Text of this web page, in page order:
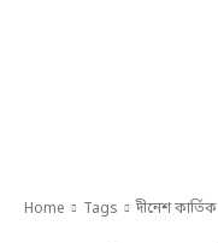
Home Tags দীনেশ কার্তিক